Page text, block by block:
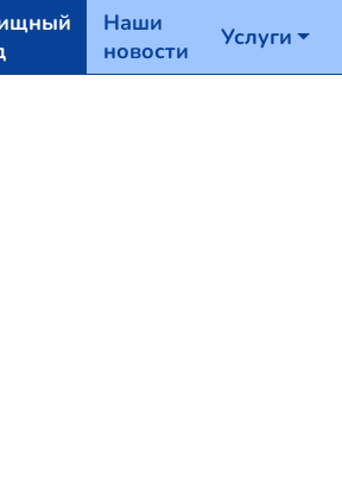
Наши
новости
Услуги